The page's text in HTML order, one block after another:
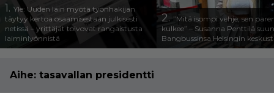
1. Yle: Uuden lain myötä työnhakijan
täytyy kertoa osaamisestaan julkisesti
netissä – yrittäjät toivovat rangaistusta
laiminlyönnistä
2. ”Mitä isompi vehje, sen
kulkee” – Susanna Penttilä
Bangbussinsa Helsingin
Aihe: tasavallan presidentti